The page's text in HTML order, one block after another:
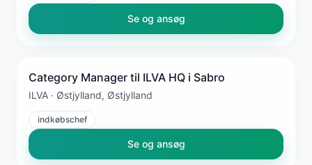
Se og ansøg
Category Manager til ILVA HQ i Sabro
ILVA · Østjylland, Østjylland
indkøbschef
Se og ansøg